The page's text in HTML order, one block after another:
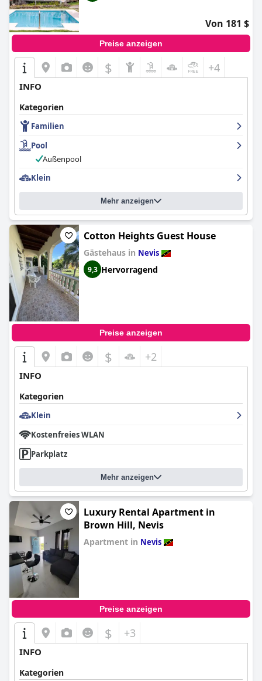
Von 181 $
Preise anzeigen
$ +4
INFO
Kategorien
Familien
Pool
Außenpool
Klein
Mehr anzeigen
Cotton Heights Guest House
Gästehaus in Nevis
9,3 Hervorragend
Preise anzeigen
$ +2
INFO
Kategorien
Klein
Kostenfreies WLAN
Parkplatz
Mehr anzeigen
Luxury Rental Apartment in
Brown Hill, Nevis
Apartment in Nevis
Preise anzeigen
$ +3
INFO
Kategorien